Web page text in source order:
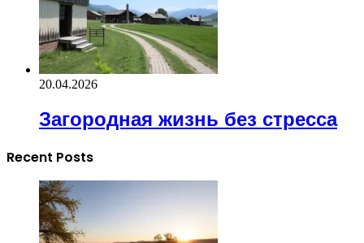
20.04.2026
Загородная жизнь без стресса
Recent Posts